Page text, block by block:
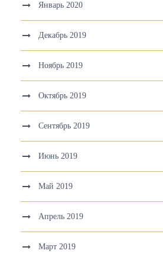
Январь 2020
Декабрь 2019
Ноябрь 2019
Октябрь 2019
Сентябрь 2019
Июнь 2019
Май 2019
Апрель 2019
Март 2019